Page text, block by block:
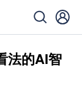
法的AI智